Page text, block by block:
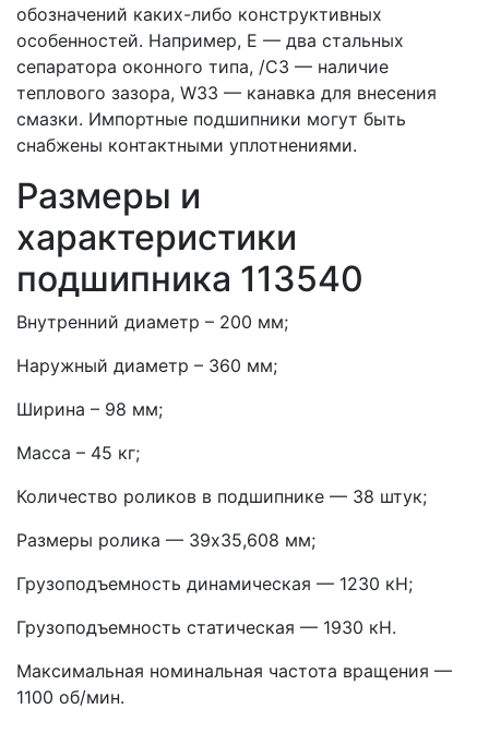
обозначений каких-либо конструктивных
особенностей. Например, Е — два стальных
сепаратора оконного типа, /С3 — наличие
теплового зазора, W33 — канавка для внесения
смазки. Импортные подшипники могут быть
снабжены контактными уплотнениями.
Размеры и
характеристики
подшипника 113540
Внутренний диаметр – 200 мм;
Наружный диаметр – 360 мм;
Ширина – 98 мм;
Масса – 45 кг;
Количество роликов в подшипнике — 38 штук;
Размеры ролика — 39х35,608 мм;
Грузоподъемность динамическая — 1230 кН;
Грузоподъемность статическая — 1930 кН.
Максимальная номинальная частота вращения —
1100 об/мин.